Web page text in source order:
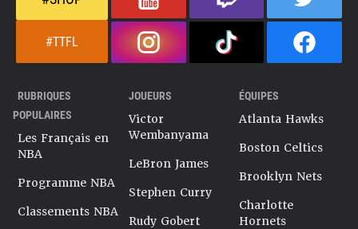
#TTFL
RUBRIQUES
POPULAIRES
Les Français en
NBA
Programme NBA
Classements NBA
JOUEURS
Victor
Wembanyama
LeBron James
Stephen Curry
Rudy Gobert
ÉQUIPES
Atlanta Hawks
Boston Celtics
Brooklyn Nets
Charlotte
Hornets